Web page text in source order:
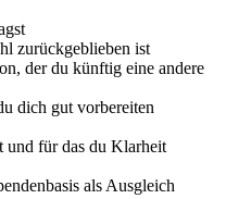
zurückgeblieben ist
der du künftig eine andere
dich gut vorbereiten
und für das du Klarheit
als Ausgleich